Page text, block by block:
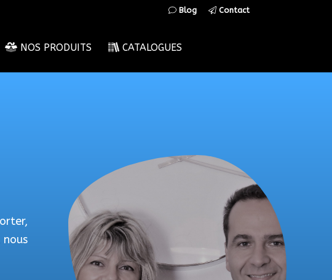
Blog Contact
NOS PRODUITS CATALOGUES